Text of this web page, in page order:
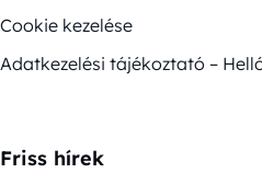
Cookie kezelése
Adatkezelési tájékoztató –
Friss hírek